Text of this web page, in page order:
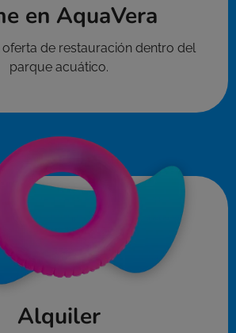
en AquaVera
de restauración dentro del
parque acuático.
Alquiler